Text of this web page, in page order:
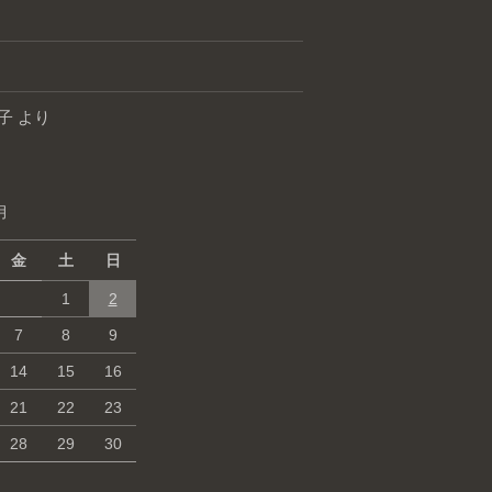
より
金 土 日
1 2
7 8 9
14 15 16
21 22 23
28 29 30